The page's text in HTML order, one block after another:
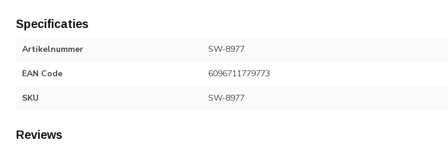
Specificaties
Artikelnummer SW-8977
EAN Code 6096711779773
SKU SW-8977
Reviews